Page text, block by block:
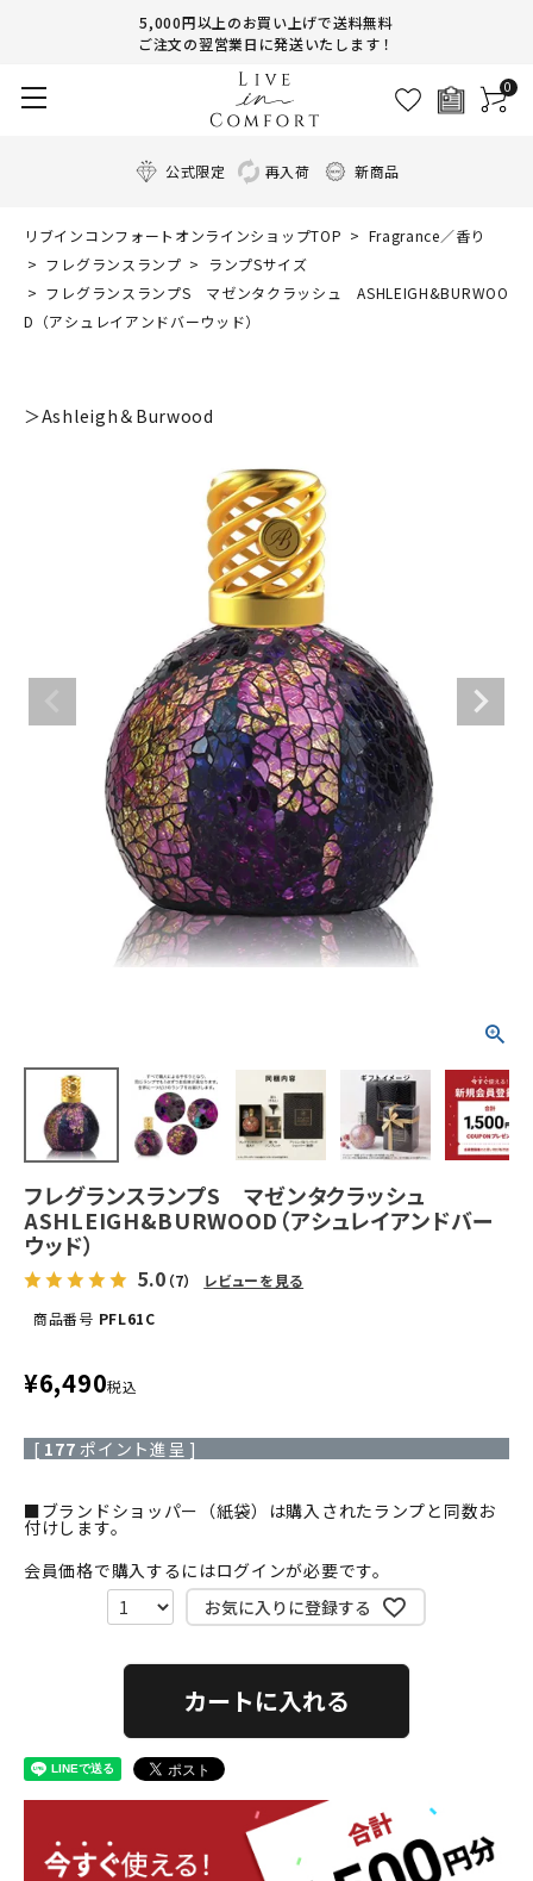
5,000円以上のお買い上げで送料無料
ご注文の翌営業日に発送いたします！
0
公式限定 再入荷 新商品
リブインコンフォートオンラインショップTOP
Fragrance／香り
フレグランスランプ
ランプSサイズ
フレグランスランプS マゼンタクラッシュ ASHLEIGH&BURWOO
D（アシュレイアンドバーウッド）
＞Ashleigh＆Burwood
フレグランスランプS マゼンタクラッシュ
ASHLEIGH&BURWOOD（アシュレイアンドバー
ウッド）
5.0 （7）
レビューを見る
商品番号 PFL61C
¥6,490税込
[ 177 ポイント進呈 ]
■ブランドショッパー（紙袋）は購入されたランプと同数お
付けします。
会員価格で購入するにはログインが必要です。
お気に入りに登録する
カートに入れる